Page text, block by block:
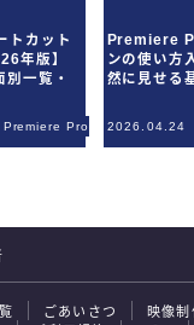
トカット
年版】
別一覧・
Premiere Pro
Premiere
ンの使い方
然に見せる
2026.04.24
ごあいさつ 映像制